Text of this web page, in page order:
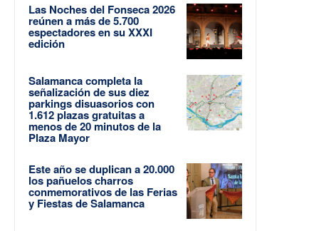
Las Noches del Fonseca 2026
reúnen a más de 5.700
espectadores en su XXXI
edición
Salamanca completa la
señalización de sus diez
parkings disuasorios con
1.612 plazas gratuitas a
menos de 20 minutos de la
Plaza Mayor
Este año se duplican a 20.000
los pañuelos charros
conmemorativos de las Ferias
y Fiestas de Salamanca